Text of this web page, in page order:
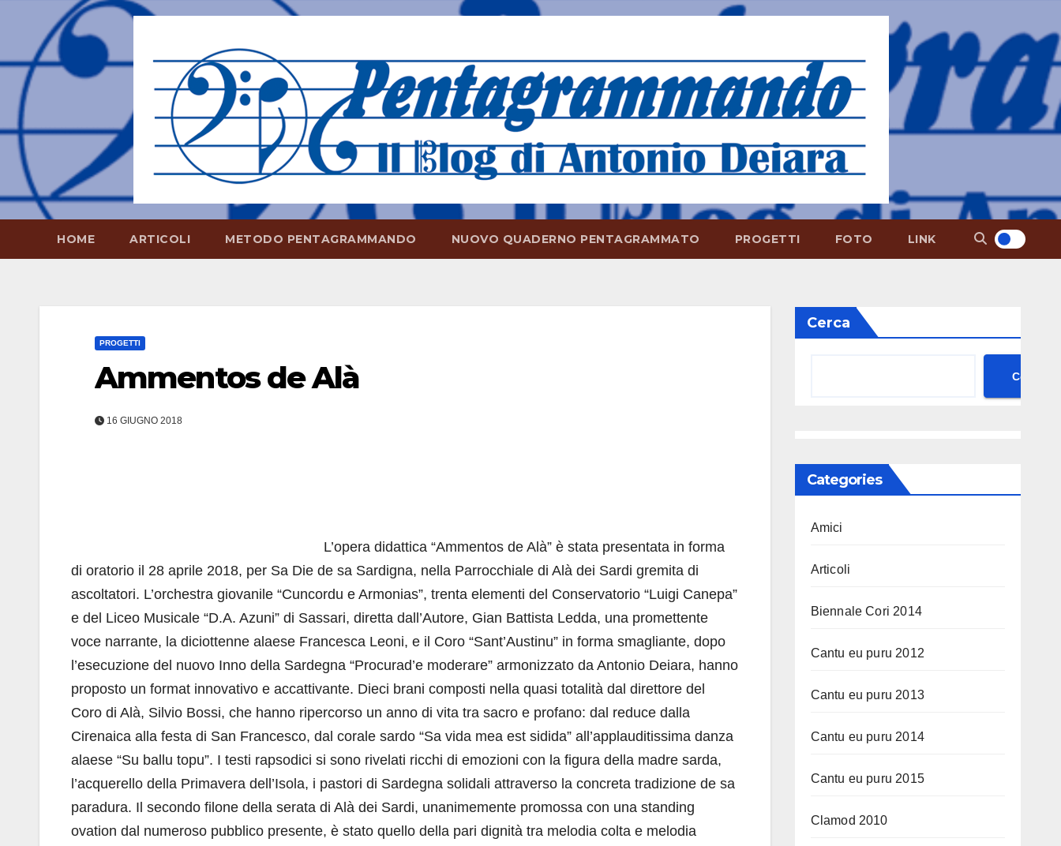
contenuto
HOME ARTICOLI METODO PENTAGRAMMANDO NUOVO QUADERNO PENTAGRAMMATO PROGETTI FOTO LINK
PROGETTI
Ammentos de Alà
16 GIUGNO 2018
L’opera didattica “Ammentos de Alà” è stata presentata in forma
di oratorio il 28 aprile 2018, per Sa Die de sa Sardigna, nella Parrocchiale di Alà dei Sardi gremita di
ascoltatori. L’orchestra giovanile “Cuncordu e Armonias”, trenta elementi del Conservatorio “Luigi Canepa”
e del Liceo Musicale “D.A. Azuni” di Sassari, diretta dall’Autore, Gian Battista Ledda, una promettente
voce narrante, la diciottenne alaese Francesca Leoni, e il Coro “Sant’Austinu” in forma smagliante, dopo
l’esecuzione del nuovo Inno della Sardegna “Procurad’e moderare” armonizzato da Antonio Deiara, hanno
proposto un format innovativo e accattivante. Dieci brani composti nella quasi totalità dal direttore del
Coro di Alà, Silvio Bossi, che hanno ripercorso un anno di vita tra sacro e profano: dal reduce dalla
Cirenaica alla festa di San Francesco, dal corale sardo “Sa vida mea est sidida” all’applauditissima danza
alaese “Su ballu topu”. I testi rapsodici si sono rivelati ricchi di emozioni con la figura della madre sarda,
l’acquerello della Primavera dell’Isola, i pastori di Sardegna solidali attraverso la concreta tradizione de sa
paradura. Il secondo filone della serata di Alà dei Sardi, unanimemente promossa con una standing
ovation dal numeroso pubblico presente, è stato quello della pari dignità tra melodia colta e melodia
Cerca
Cerca
Categories
Amici
Articoli
Biennale Cori 2014
Cantu eu puru 2012
Cantu eu puru 2013
Cantu eu puru 2014
Cantu eu puru 2015
Clamod 2010